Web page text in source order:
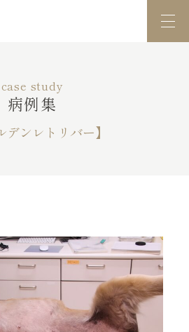
case study
病例集
デンレトリバー】